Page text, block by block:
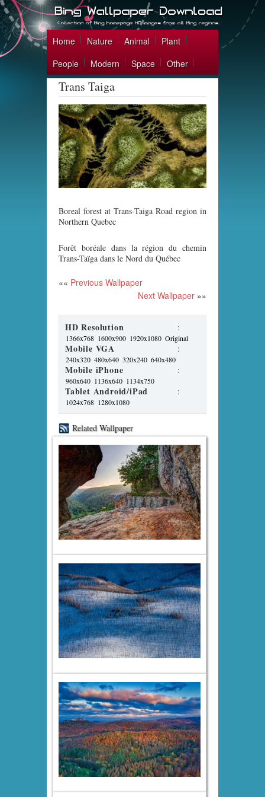
Home Nature Animal
Plant
People
Modern Space Other
Trans Taiga
Boreal forest at Trans-Taiga Road region in
Northern Quebec
Forêt boréale dans la région du chemin
Trans-Taïga dans le Nord du Québec
«« Previous Wallpaper
Next Wallpaper »»
HD Resolution :
1366x768 1600x900 1920x1080 Original
Mobile VGA :
240x320 480x640 320x240 640x480
Mobile iPhone :
960x640 1136x640 1134x750
Tablet Android/iPad :
1024x768 1280x1080
Related Wallpaper